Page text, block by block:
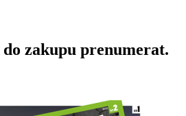
zakupu prenumerat.